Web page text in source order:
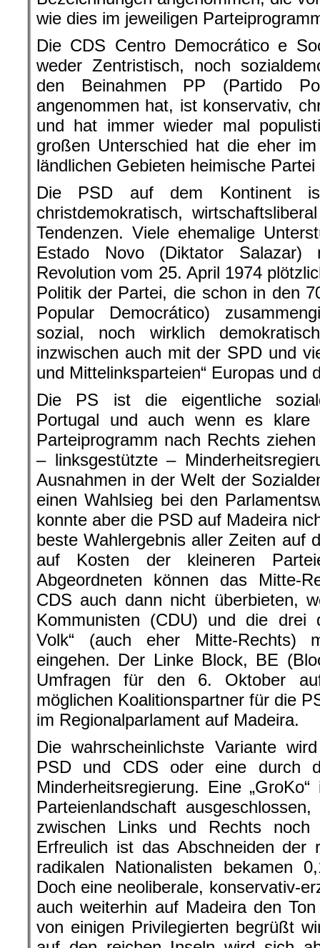
wie dies im jeweiligen
Die CDS Centro Democrático e
weder Zentristisch, noch
den Beinahmen PP (Partido
angenommen hat, ist konservativ,
und hat immer wieder mal
großen Unterschied hat die eher
ländlichen Gebieten heimische
Die PSD auf dem Kontinent
christdemokratisch,
Tendenzen. Viele ehemalige
Estado Novo (Diktator
Revolution vom 25. April 1974
Politik der Partei, die schon in den
Popular Democrático)
sozial, noch wirklich
inzwischen auch mit der SPD und
und Mittelinksparteien“ Europas und
Die PS ist die eigentliche
Portugal und auch wenn es klare
Parteiprogramm nach Rechts
– linksgestützte –
Ausnahmen in der Welt der
einen Wahlsieg bei den
konnte aber die PSD auf Madeira
beste Wahlergebnis aller Zeiten auf
auf Kosten der kleineren
Abgeordneten können das Mitte-
CDS auch dann nicht überbieten,
Kommunisten (CDU) und die drei
Volk“ (auch eher Mitte-Rechts)
eingehen. Der Linke Block, BE
Umfragen für den 6. Oktober
möglichen Koalitionspartner für die
im Regionalparlament auf Madeira.
Die wahrscheinlichste Variante
PSD und CDS oder eine durch
Minderheitsregierung. Eine
Parteienlandschaft
zwischen Links und Rechts noch
Erfreulich ist das Abschneiden der
radikalen Nationalisten bekamen
Doch eine neoliberale, konservativ-
auch weiterhin auf Madeira den
von einigen Privilegierten begrüßt